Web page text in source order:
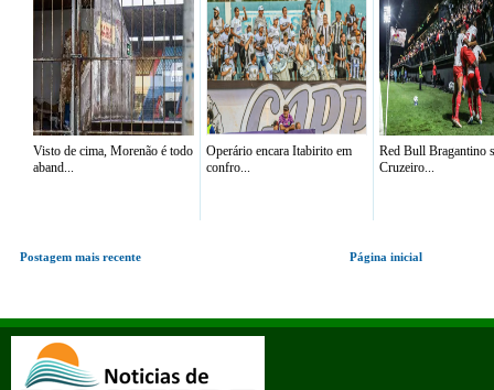
Visto de cima, Morenão é todo
aband...
Operário encara Itabirito em
confro...
Red Bull Bragantino
Cruzeiro...
Postagem mais recente Página inicial